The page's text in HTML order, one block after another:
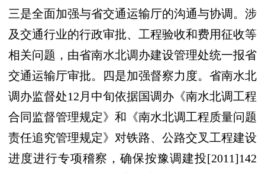
三是全面加强与省交通运输厅的沟通与协调。涉
及交通行业的行政审批、工程验收和费用征收等
相关问题，由省南水北调办建设管理处统一报省
交通运输厅审批。四是加强督察力度。省南水北
调办监督处12 月中旬依据国调办《南水北调工程
合同监督管理规定》和《南水北调工程质量问题
责任追究管理规定》对铁路、公路交叉工程建设
进度进行专项稽察，确保按豫调建投[2011]142